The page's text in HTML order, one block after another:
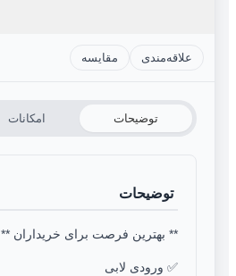
علاقه‌مندی مقایسه
توضیحات امکانات
توضیحات
** بهترین فرصت برای خریداران **
✅ ورودی لابی